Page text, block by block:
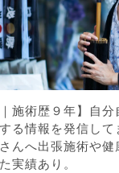
｜施術歴９年】自
る情報を発信して
んへ出張施術や
実績あり。